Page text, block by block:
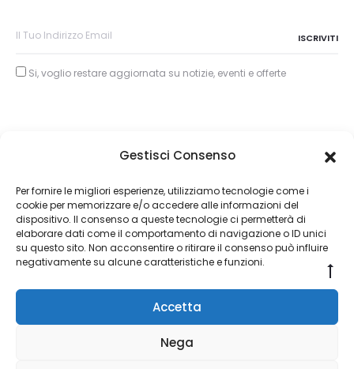
Gestisci Consenso
Per fornire le migliori esperienze, utilizziamo tecnologie come i
cookie per memorizzare e/o accedere alle informazioni del
dispositivo. Il consenso a queste tecnologie ci permetterà di
elaborare dati come il comportamento di navigazione o ID unici
su questo sito. Non acconsentire o ritirare il consenso può influire
negativamente su alcune caratteristiche e funzioni.
Accetta
Nega
Si, voglio restare aggiornata su notizie, eventi e offerte
About Piertullio
Condizioni di Vendita
c
to